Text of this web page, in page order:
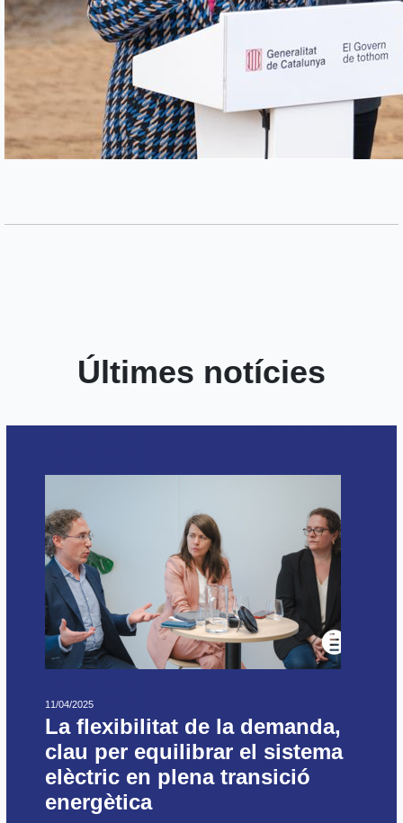
Últimes notícies
11/04/2025
La flexibilitat de la demanda,
clau per equilibrar el sistema
elèctric en plena transició
energètica